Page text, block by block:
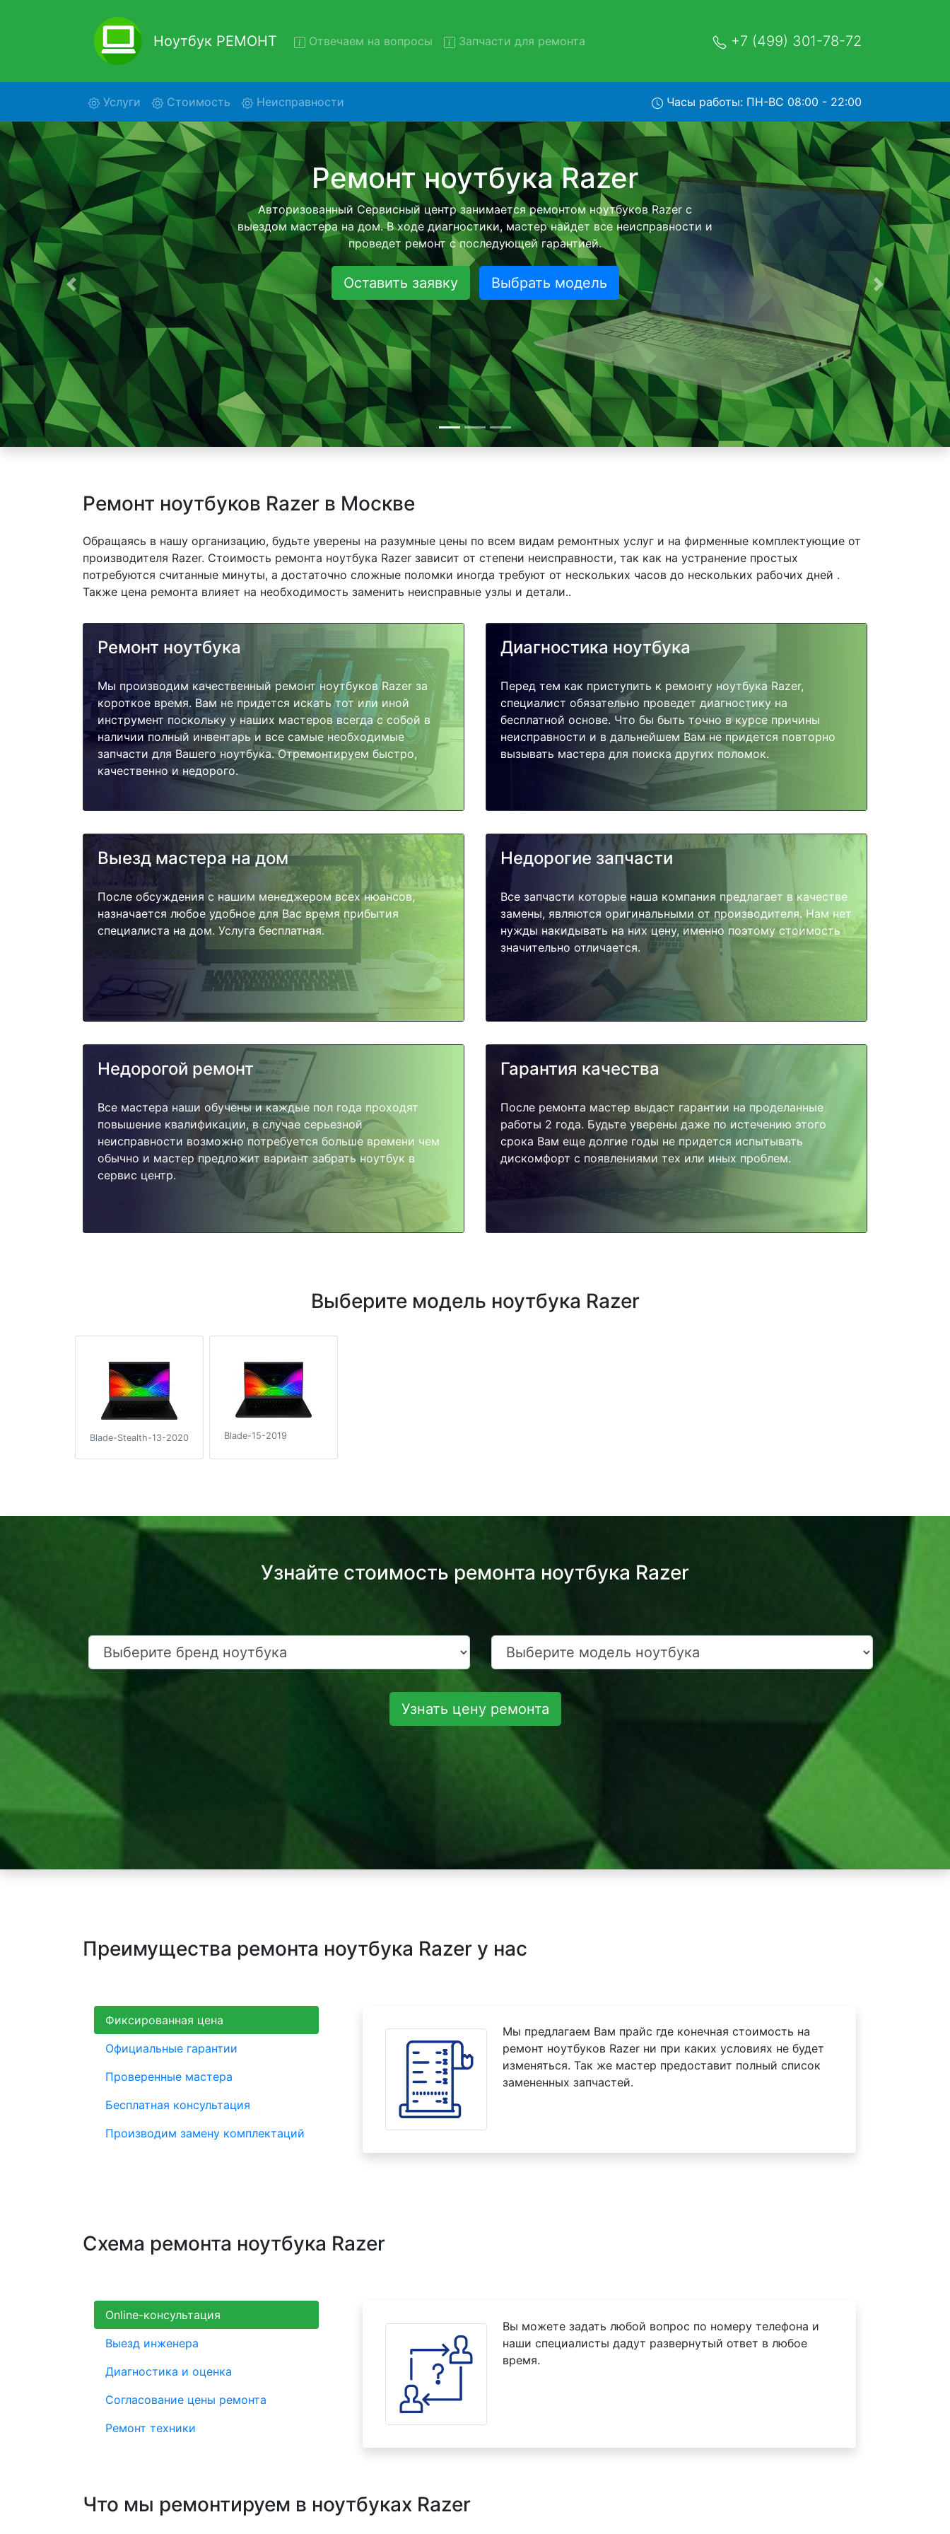
Ноутбук РЕМОНТ Отвечаем на вопросы Запчасти для ремонта +7 (499) 301-78-72
Услуги (current)Стоимость Неисправности Часы работы: ПН-ВС 08:00 - 22:00
Ремонт ноутбуков Razer с вывозом в
сервис
Ремонт ноутбуков Razer с вывозом в сервисный центр и обратно - с помощью
нашей бесплатной услуги, специалист заберет Ваш ноутбук для дальнейшего более
детального ремонта. Оговоренная стоимость ремонта останется неизменно при
возвращении видеотехники обратно.
Оставить заявку Выбрать модель
Предыдущая Следующая
Ремонт ноутбуков Razer в Москве
Обращаясь в нашу организацию, будьте уверены на разумные цены по всем видам ремонтных услуг и на фирменные комплектующие от
производителя Razer. Стоимость ремонта ноутбука Razer зависит от степени неисправности, так как на устранение простых
потребуются считанные минуты, а достаточно сложные поломки иногда требуют от нескольких часов до нескольких рабочих дней .
Также цена ремонта влияет на необходимость заменить неисправные узлы и детали..
Ремонт ноутбука
Мы производим качественный ремонт ноутбуков Razer за
короткое время. Вам не придется искать тот или иной
инструмент поскольку у наших мастеров всегда с собой в
наличии полный инвентарь и все самые необходимые
запчасти для Вашего ноутбука. Отремонтируем быстро,
качественно и недорого.
Диагностика ноутбука
Перед тем как приступить к ремонту ноутбука Razer,
специалист обязательно проведет диагностику на
бесплатной основе. Что бы быть точно в курсе причины
неисправности и в дальнейшем Вам не придется повторно
вызывать мастера для поиска других поломок.
Выезд мастера на дом
После обсуждения с нашим менеджером всех нюансов,
назначается любое удобное для Вас время прибытия
специалиста на дом. Услуга бесплатная.
Недорогие запчасти
Все запчасти которые наша компания предлагает в качестве
замены, являются оригинальными от производителя. Нам нет
нужды накидывать на них цену, именно поэтому стоимость
значительно отличается.
Недорогой ремонт
Все мастера наши обучены и каждые пол года проходят
повышение квалификации, в случае серьезной
неисправности возможно потребуется больше времени чем
обычно и мастер предложит вариант забрать ноутбук в
сервис центр.
Гарантия качества
После ремонта мастер выдаст гарантии на проделанные
работы 2 года. Будьте уверены даже по истечению этого
срока Вам еще долгие годы не придется испытывать
дискомфорт с появлениями тех или иных проблем.
Выберите модель ноутбука Razer
Blade-Stealth-13-2020 Blade-15-2019
Узнайте стоимость ремонта ноутбука Razer
Узнать цену ремонта
Преимущества ремонта ноутбука Razer у нас
Фиксированная цена
Официальные гарантии
Проверенные мастера
Бесплатная консультация
Производим замену комплектаций
Мы предлагаем Вам прайс где конечная стоимость на
ремонт ноутбуков Razer ни при каких условиях не будет
изменяться. Так же мастер предоставит полный список
замененных запчастей.
Схема ремонта ноутбука Razer
Online-консультация
Выезд инженера
Диагностика и оценка
Согласование цены ремонта
Ремонт техники
Вы можете задать любой вопрос по номеру телефона и
наши специалисты дадут развернутый ответ в любое
время.
Что мы ремонтируем в ноутбуках Razer